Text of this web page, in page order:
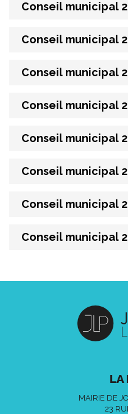
Conseil municipal
Conseil municipal
Conseil municipal
Conseil municipal
Conseil municipal
Conseil municipal
Conseil municipal
Conseil municipal
LA
MAIRIE DE
23